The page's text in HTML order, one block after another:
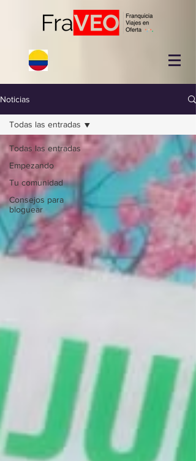
Noticias
Todas las entradas
Empezando
Tu comunidad
Consejos para
bloguear
Todas las entradas